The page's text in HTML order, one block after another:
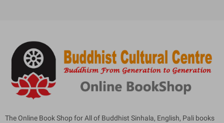
The Online Book Shop for All of Buddhist Sinhala, English, Pali books